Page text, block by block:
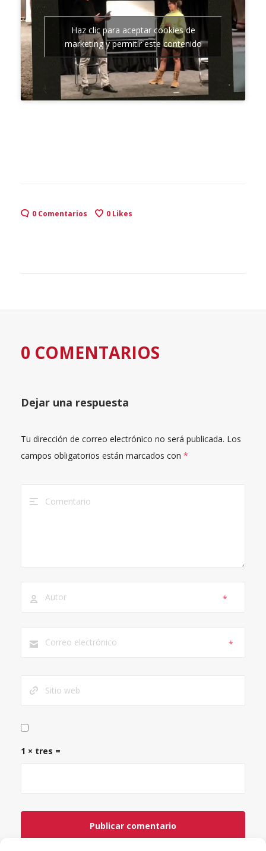
Haz clic para aceptar cookies de
marketing y permitir este contenido
0 Comentarios 0 Likes
0 COMENTARIOS
Dejar una respuesta
Tu dirección de correo electrónico no será publicada. Los
campos obligatorios están marcados con *
*
*
1 × tres =